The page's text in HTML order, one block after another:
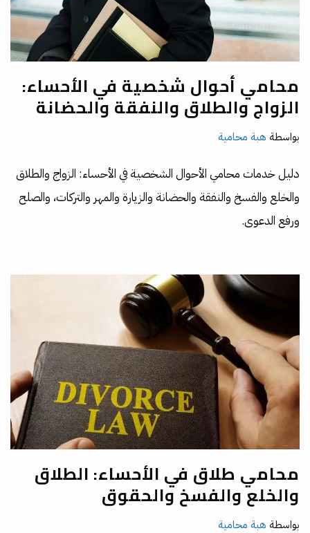
محامي أحوال شخصية في الأحساء:
الزواج والطلاق والنفقة والحضانة
بواسطة هبة محامية
دليل خدمات محامي الأحوال الشخصية في الأحساء: الزواج والطلاق
والخلع والفسخ والنفقة والحضانة والزيارة والمهر والتركات، والصلح
ورفع الدعوى.
محامي طلاق في الأحساء: الطلاق
والخلع والفسخ والحقوق
بواسطة هبة محامية